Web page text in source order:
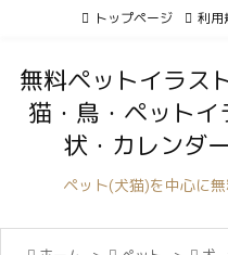
トップページ 利用
無料ペットイラス
猫・鳥・ペット
状・カレンダ
ペット(犬猫)を中心に